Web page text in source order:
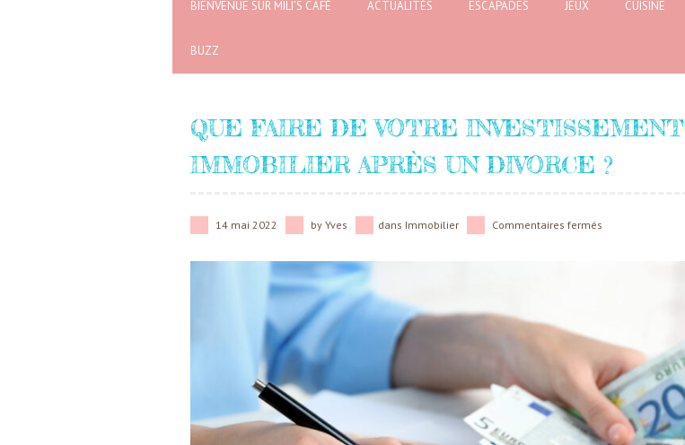
BIENVENUE SUR MILI’S CAFÉ ACTUALITÉS ESCAPADES JEUX CUISINE
BUZZ
QUE FAIRE DE VOTRE INVESTISSEMENT
IMMOBILIER APRÈS UN DIVORCE ?
14 mai 2022 by Yves dans Immobilier Commentaires fermés